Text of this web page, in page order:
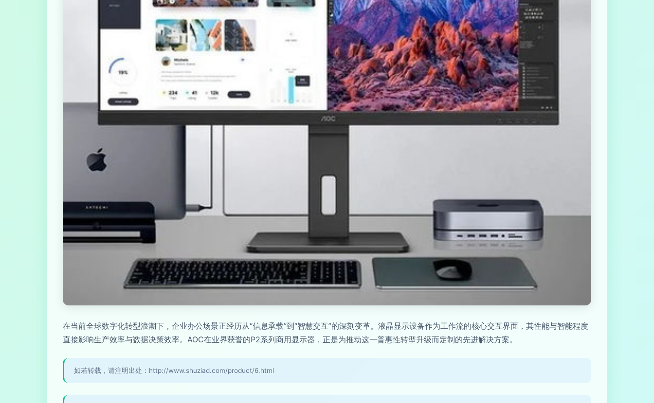
在当前全球数字化转型浪潮下，企业办公场景正经历从“信息承载”到“智慧交互”的深刻变革。液晶显示设备作为工作流的核心交互界面，其性能与智能程度
直接影响生产效率与数据决策效率。AOC在业界获誉的P2系列商用显示器，正是为推动这一普惠性转型升级而定制的先进解决方案。
如若转载，请注明出处：http://www.shuziad.com/product/6.html